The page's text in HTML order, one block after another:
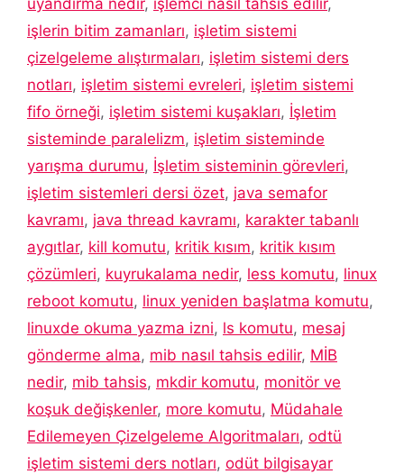
uyandırma nedir, işlemci nasıl tahsis edilir,
işlerin bitim zamanları, işletim sistemi
çizelgeleme alıştırmaları, işletim sistemi ders
notları, işletim sistemi evreleri, işletim sistemi
fifo örneği, işletim sistemi kuşakları, İşletim
sisteminde paralelizm, işletim sisteminde
yarışma durumu, İşletim sisteminin görevleri,
işletim sistemleri dersi özet, java semafor
kavramı, java thread kavramı, karakter tabanlı
aygıtlar, kill komutu, kritik kısım, kritik kısım
çözümleri, kuyrukalama nedir, less komutu, linux
reboot komutu, linux yeniden başlatma komutu,
linuxde okuma yazma izni, ls komutu, mesaj
gönderme alma, mib nasıl tahsis edilir, MİB
nedir, mib tahsis, mkdir komutu, monitör ve
koşuk değişkenler, more komutu, Müdahale
Edilemeyen Çizelgeleme Algoritmaları, odtü
işletim sistemi ders notları, odüt bilgisayar